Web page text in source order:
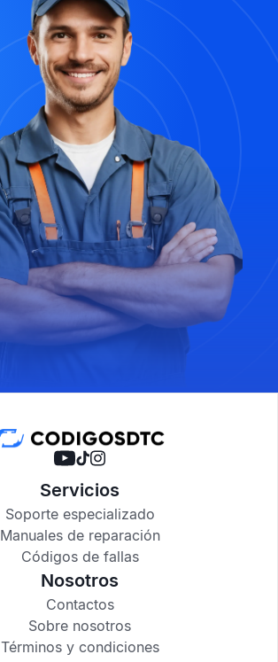
Servicios
Soporte especializado
Manuales de reparación
Códigos de fallas
Nosotros
Contactos
Sobre nosotros
Términos y condiciones